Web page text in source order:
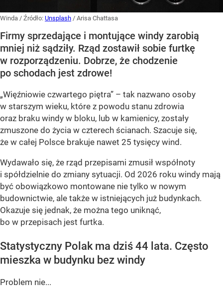
Winda / Źródło: Unsplash / Arisa Chattasa
Firmy sprzedające i montujące windy zarobią
mniej niż sądziły. Rząd zostawił sobie furtkę
w rozporządzeniu. Dobrze, że chodzenie
po schodach jest zdrowe!
„Więźniowie czwartego piętra” – tak nazwano osoby
w starszym wieku, które z powodu stanu zdrowia
oraz braku windy w bloku, lub w kamienicy, zostały
zmuszone do życia w czterech ścianach. Szacuje się,
że w całej Polsce brakuje nawet 25 tysięcy wind.
Wydawało się, że rząd przepisami zmusił współnoty
i spółdzielnie do zmiany sytuacji. Od 2026 roku windy mają
być obowiązkowo montowane nie tylko w nowym
budownictwie, ale także w istniejących już budynkach.
Okazuje się jednak, że można tego uniknąć,
bo w przepisach jest furtka.
Statystyczny Polak ma dziś 44 lata. Często
mieszka w budynku bez windy
Problem nie...